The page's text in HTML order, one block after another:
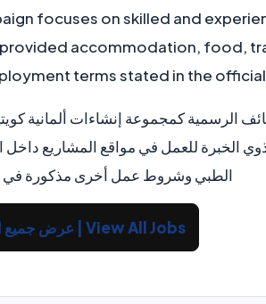
focuses on skilled and
accommodation, food,
terms stated in the
الخبرة للعمل في مواقع المشاريع داخل
الطبي وشروط عمل أخرى مذكورة في
View All Jobs | عرض جميع الوظائف